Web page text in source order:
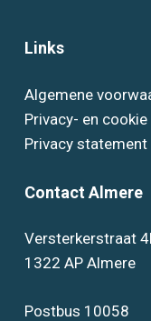
Links
Algemene
Privacy- en
Privacy statement
Contact Almere
Versterkerstraat
1322 AP Almere
Postbus 10058